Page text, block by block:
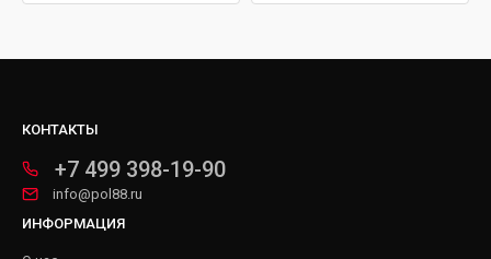
КОНТАКТЫ
+7 499 398-19-90
info@pol88.ru
ИНФОРМАЦИЯ